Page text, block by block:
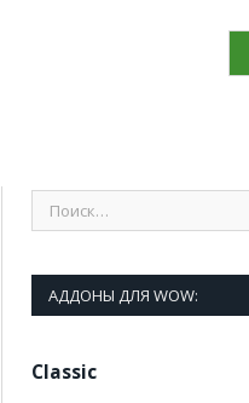
АДДОНЫ ДЛЯ WOW:
Classic